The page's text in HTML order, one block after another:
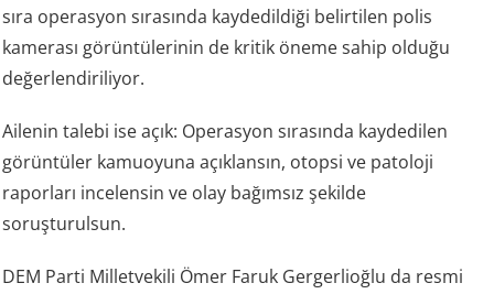
sıra operasyon sırasında kaydedildiği belirtilen polis
kamerası görüntülerinin de kritik öneme sahip olduğu
değerlendiriliyor.
Ailenin talebi ise açık: Operasyon sırasında kaydedilen
görüntüler kamuoyuna açıklansın, otopsi ve patoloji
raporları incelensin ve olay bağımsız şekilde
soruşturulsun.
DEM Parti Milletvekili Ömer Faruk Gergerlioğlu da resmi